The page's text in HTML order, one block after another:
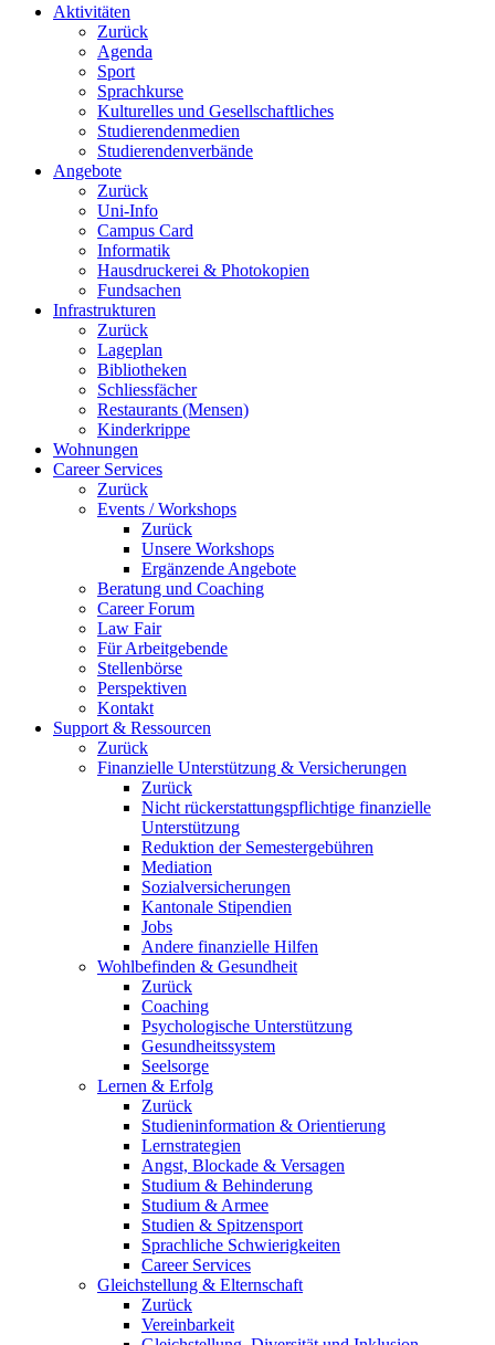
Aktivitäten
Zurück
Agenda
Sport
Sprachkurse
Kulturelles und Gesellschaftliches
Studierendenmedien
Studierendenverbände
Angebote
Zurück
Uni-Info
Campus Card
Informatik
Hausdruckerei & Photokopien
Fundsachen
Infrastrukturen
Zurück
Lageplan
Bibliotheken
Schliessfächer
Restaurants (Mensen)
Kinderkrippe
Wohnungen
Career Services
Zurück
Events / Workshops
Zurück
Unsere Workshops
Ergänzende Angebote
Beratung und Coaching
Career Forum
Law Fair
Für Arbeitgebende
Stellenbörse
Perspektiven
Kontakt
Support & Ressourcen
Zurück
Finanzielle Unterstützung & Versicherungen
Zurück
Nicht rückerstattungspflichtige finanzielle
Unterstützung
Reduktion der Semestergebühren
Mediation
Sozialversicherungen
Kantonale Stipendien
Jobs
Andere finanzielle Hilfen
Wohlbefinden & Gesundheit
Zurück
Coaching
Psychologische Unterstützung
Gesundheitssystem
Seelsorge
Lernen & Erfolg
Zurück
Studieninformation & Orientierung
Lernstrategien
Angst, Blockade & Versagen
Studium & Behinderung
Studium & Armee
Studien & Spitzensport
Sprachliche Schwierigkeiten
Career Services
Gleichstellung & Elternschaft
Zurück
Vereinbarkeit